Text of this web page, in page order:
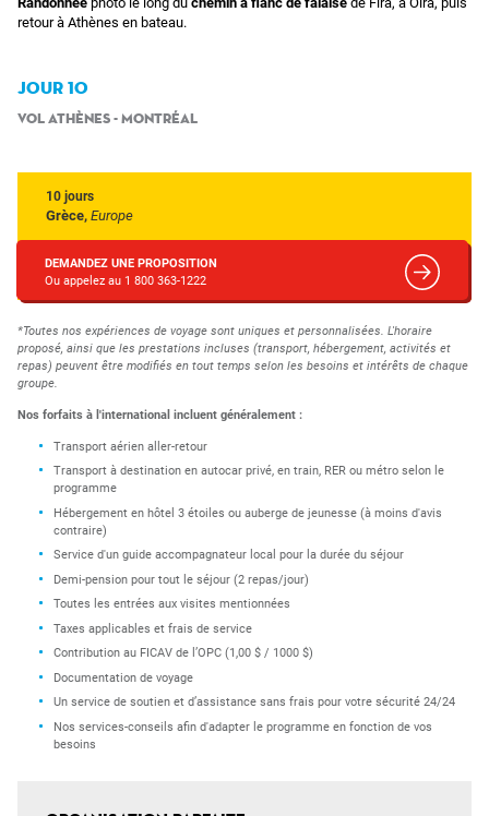
retour à Athènes en bateau.
JOUR 10
Vol Athènes - Montréal
10 jours
Grèce, Europe
DEMANDEZ UNE PROPOSITION
Ou appelez au 1 800 363-1222
*Toutes nos expériences de voyage sont uniques et personnalisées. L'horaire
proposé, ainsi que les prestations incluses (transport, hébergement, activités et
repas) peuvent être modifiés en tout temps selon les besoins et intérêts de chaque
groupe.
Nos forfaits à l'international incluent généralement :
Transport aérien aller-retour
Transport à destination en autocar privé, en train, RER ou métro selon le
programme
Hébergement en hôtel 3 étoiles ou auberge de jeunesse (à moins d'avis
contraire)
Service d'un guide accompagnateur local pour la durée du séjour
Demi-pension pour tout le séjour (2 repas/jour)
Toutes les entrées aux visites mentionnées
Taxes applicables et frais de service
Contribution au FICAV de l’OPC (1,00 $ / 1000 $)
Documentation de voyage
Un service de soutien et d’assistance sans frais pour votre sécurité 24/24
Nos services-conseils afin d'adapter le programme en fonction de vos
besoins